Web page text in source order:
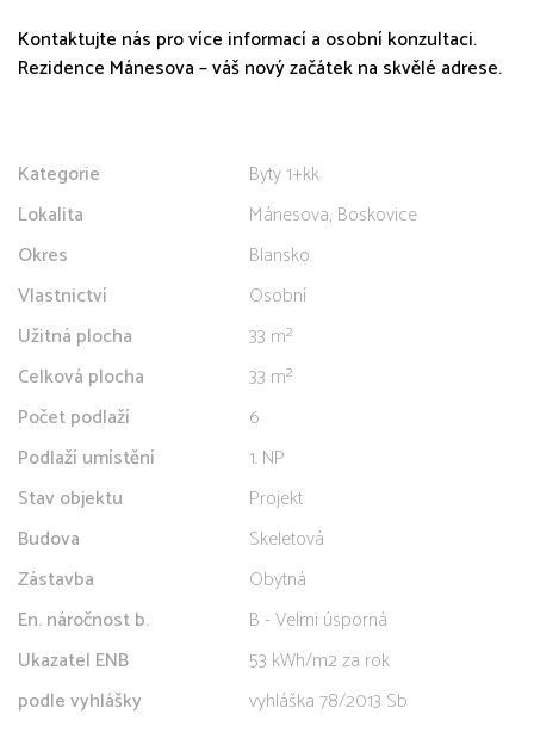
Kontaktujte nás pro více informací a osobní konzultaci.
Rezidence Mánesova – váš nový začátek na skvělé adrese.
Kategorie
Byty 1+kk
Lokalita
Mánesova, Boskovice
Okres
Blansko
Vlastnictví
Osobní
Užitná plocha
33 m²
Celková plocha
33 m²
Počet podlaží
6
Podlaží umístění
1. NP
Stav objektu
Projekt
Budova
Skeletová
Zástavba
Obytná
En. náročnost b.
B - Velmi úsporná
Ukazatel ENB
53 kWh/m2 za rok
podle vyhlášky
vyhláška 78/2013 Sb